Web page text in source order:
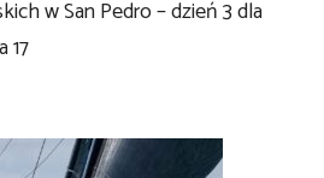
w San Pedro – dzień 3 dla
17